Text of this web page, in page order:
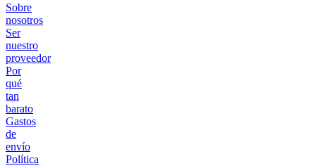
Sobre
nosotros
Ser
nuestro
proveedor
Por
qué
tan
barato
Gastos
de
envío
Política